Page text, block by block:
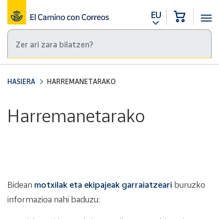
EU
HASIERA HARREMANETARAKO
Harremanetarako
Bidean motxilak eta ekipajeak garraiatzeari buruzko
informazioa nahi baduzu: